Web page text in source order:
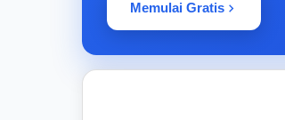
Memulai Gratis